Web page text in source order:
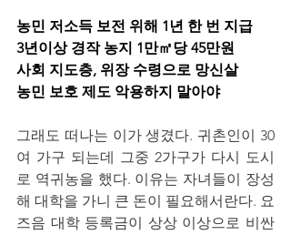
농민 저소득 보전 위해 1년 한 번 지급
3년이상 경작 농지 1만㎡당 45만원
사회 지도층, 위장 수령으로 망신살
농민 보호 제도 악용하지 말아야
그래도 떠나는 이가 생겼다. 귀촌인이 30
여 가구 되는데 그중 2가구가 다시 도시
로 역귀농을 했다. 이유는 자녀들이 장성
해 대학을 가니 큰 돈이 필요해서란다. 요
즈음 대학 등록금이 상상 이상으로 비싼